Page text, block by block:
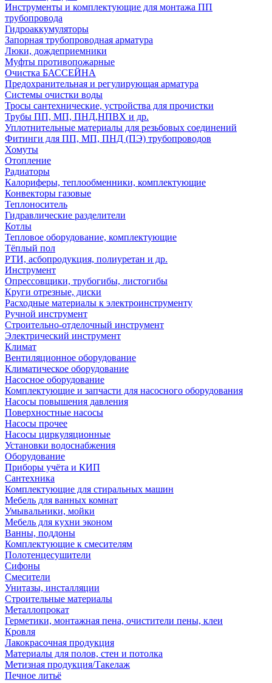
Инструменты и комплектующие для монтажа ПП
трубопровода
Гидроаккумуляторы
Запорная трубопроводная арматура
Люки, дождеприемники
Муфты противопожарные
Очистка БАССЕЙНА
Предохранительная и регулирующая арматура
Системы очистки воды
Тросы сантехнические, устройства для прочистки
Трубы ПП, МП, ПНД,НПВХ и др.
Уплотнительные материалы для резьбовых соединений
Фитинги для ПП, МП, ПНД (ПЭ) трубопроводов
Хомуты
Отопление
Радиаторы
Калориферы, теплообменники, комплектующие
Конвекторы газовые
Теплоноситель
Гидравлические разделители
Котлы
Тепловое оборудование, комплектующие
Тёплый пол
РТИ, асбопродукция, полиуретан и др.
Инструмент
Опрессовщики, трубогибы, листогибы
Круги отрезные, диски
Расходные материалы к электроинструменту
Ручной инструмент
Строительно-отделочный инструмент
Электрический инструмент
Климат
Вентиляционное оборудование
Климатическое оборудование
Насосное оборудование
Комплектующие и запчасти для насосного оборудования
Насосы повышения давления
Поверхностные насосы
Насосы прочее
Насосы циркуляционные
Установки водоснабжения
Оборудование
Приборы учёта и КИП
Сантехника
Комплектующие для стиральных машин
Мебель для ванных комнат
Умывальники, мойки
Мебель для кухни эконом
Ванны, поддоны
Комплектующие к смесителям
Полотенцесушители
Сифоны
Смесители
Унитазы, инсталляции
Строительные материалы
Металлопрокат
Герметики, монтажная пена, очистители пены, клеи
Кровля
Лакокрасочная продукция
Материалы для полов, стен и потолка
Метизная продукция/Такелаж
Печное литьё